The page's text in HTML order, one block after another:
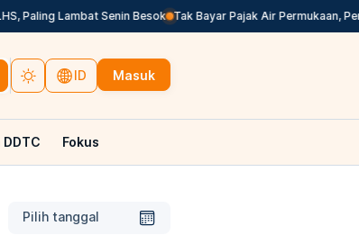
Paling Lambat Senin Besok Tak Bayar Pajak Air Permukaan,
ID Masuk
Fokus
Pilih tanggal